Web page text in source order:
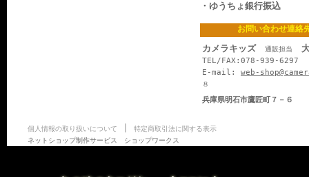
・ゆうちょ銀行振込
お問い合わせ連絡
カメラキッズ 通販担当
TEL/FAX:078-939-6297
E-mail: web-
８
兵庫県明石市鷹匠町７－６
個人情報の取り扱いについて
特定商取引法に関する表示
ネットショップ制作サービス ショップワークス